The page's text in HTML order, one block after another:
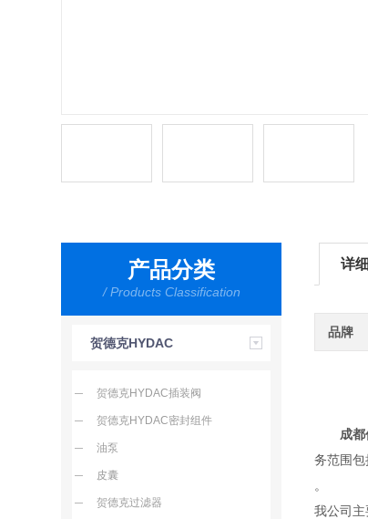
产品分类
/ Products Classification
贺德克HYDAC
贺德克HYDAC插装阀
贺德克HYDAC密封组件
油泵
皮囊
贺德克过滤器
详
品牌
成
务范围
我公司主